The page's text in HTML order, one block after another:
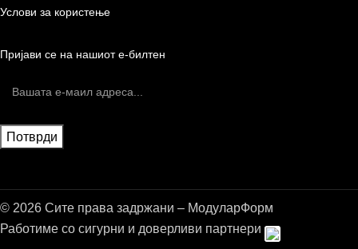
Услови за користење
Пријави се на нашиот е-билтен
© 2026 Сите права задржани – МодуларФорм
Работиме со сигурни и доверливи партнери